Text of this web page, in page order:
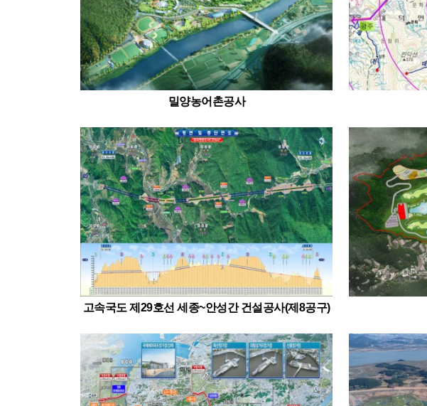
밀양농어촌공사
고속국도 제29호선 세종~안성간 건설공사(제8공구)